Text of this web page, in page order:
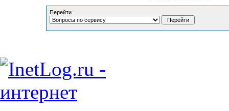
Перейти